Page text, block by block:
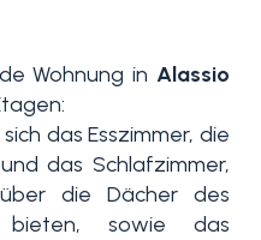
Wohnung in Alassio
das Esszimmer, die
das Schlafzimmer,
die Dächer des
sowie das